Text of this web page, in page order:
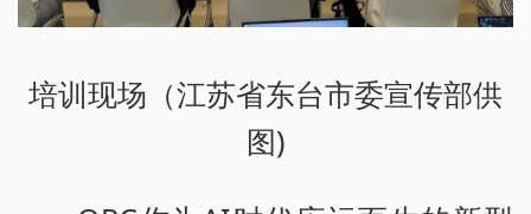
培训现场（江苏省东台市委宣传部供
图)